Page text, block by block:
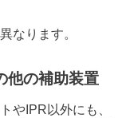
なります。
他の補助装置
やIPR以外にも、